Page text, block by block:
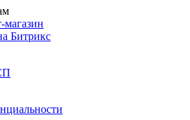
магазин
Битрикс